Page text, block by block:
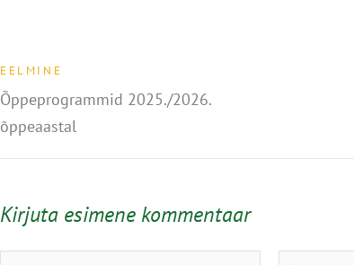
EELMINE
Õppeprogrammid 2025./2026.
õppeaastal
Kirjuta esimene kommentaar